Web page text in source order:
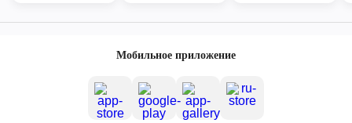
Мобильное приложение